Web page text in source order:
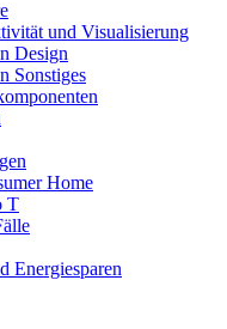
und Visualisierung
Design
Sonstiges
Home
T
Energiesparen